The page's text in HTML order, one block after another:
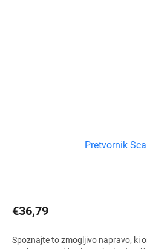
Pretvornik
€36,79
Spoznajte to zmogljivo napravo, ki